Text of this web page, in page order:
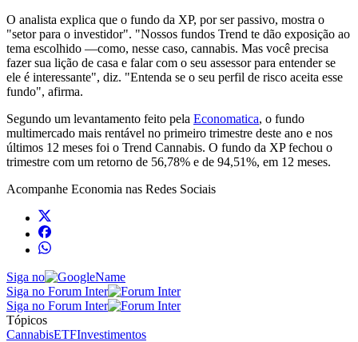
O analista explica que o fundo da XP, por ser passivo, mostra o
"setor para o investidor". "Nossos fundos Trend te dão exposição ao
tema escolhido —como, nesse caso, cannabis. Mas você precisa
fazer sua lição de casa e falar com o seu assessor para entender se
ele é interessante", diz. "Entenda se o seu perfil de risco aceita esse
fundo", afirma.
Segundo um levantamento feito pela Economatica, o fundo
multimercado mais rentável no primeiro trimestre deste ano e nos
últimos 12 meses foi o Trend Cannabis. O fundo da XP fechou o
trimestre com um retorno de 56,78% e de 94,51%, em 12 meses.
Acompanhe Economia nas Redes Sociais
Siga no
Siga no Forum Inter
Siga no Forum Inter
Tópicos
CannabisETFInvestimentos